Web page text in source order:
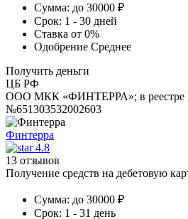
Сумма: до 30000 ₽
Срок: 1 - 30 дней
Ставка от 0%
Одобрение Среднее
Получить деньги
ЦБ РФ
ООО МКК «ФИНТЕРРА»; в
№651303532002603
Финтерра
4.8
13 отзывов
Получение средств на дебетовую
Сумма: до 30000 ₽
Срок: 1 - 31 день